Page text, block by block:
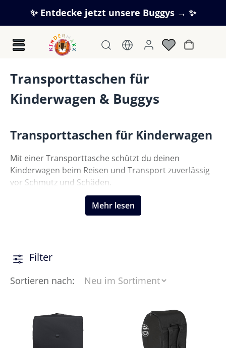
Zum Hauptinhalt springen
✨ Entdecke jetzt unsere Buggys → ✨
Transporttaschen für
Kinderwagen & Buggys
Transporttaschen für Kinderwagen
Mit einer Transporttasche schützt du deinen
Kinderwagen beim Reisen und Transport zuverlässig
vor Schmutz und Schäden.
Mehr lesen
Filter
Sortieren nach: